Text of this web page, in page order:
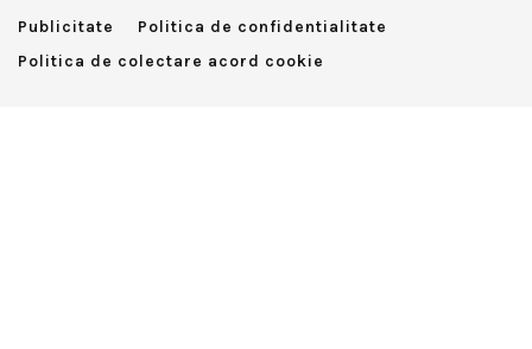
Publicitate
Politica de confidentialitate
Politica de colectare acord cookie